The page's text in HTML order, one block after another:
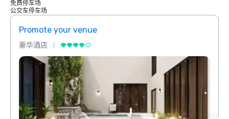
免费停车场
公交车停车场
Promote your venue
豪华酒店